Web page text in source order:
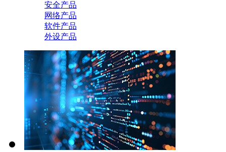
安全产品
网络产品
软件产品
外设产品